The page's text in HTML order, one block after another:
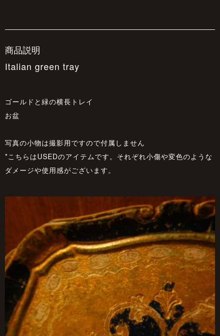
商品説明
Italian green tray
ゴールドと緑の横長トレイ
お盆
写真の小物は撮影用ですので付属しません
*こちらはUSEDのアイテムです。それぞれ小傷や変色のような
ダメージや使用感がございます。